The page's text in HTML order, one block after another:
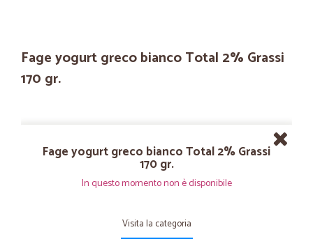
Fage yogurt greco bianco Total 2% Grassi
170 gr.
Fage yogurt greco bianco Total 2% Grassi
170 gr.
In questo momento non è disponibile
Visita la categoria